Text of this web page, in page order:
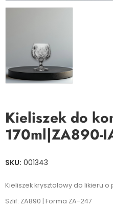
Kieliszek do
170ml|ZA890-
SKU: 001343
Kieliszek kryształowy do likieru
Szlif: ZA890 | Forma ZA-247